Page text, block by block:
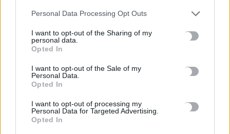
Personal Data Processing Opt Outs
I want to opt-out of the Sharing of my
personal data.
Opted In
I want to opt-out of the Sale of my
Personal Data.
Opted In
I want to opt-out of processing my
Personal Data for Targeted Advertising.
Opted In
Europa League: Εκτός απροόπτου… η ΤΣΣΚΑ Σόφιας θα είναι
7 Αυγούστου, 2026
Τραγωδία στις Σέρρες: Σφοδρή μετωπική σύγκρουση
φορτηγού με αυτοκίνητο – Δύο νεκροί
7 Αυγούστου, 2026